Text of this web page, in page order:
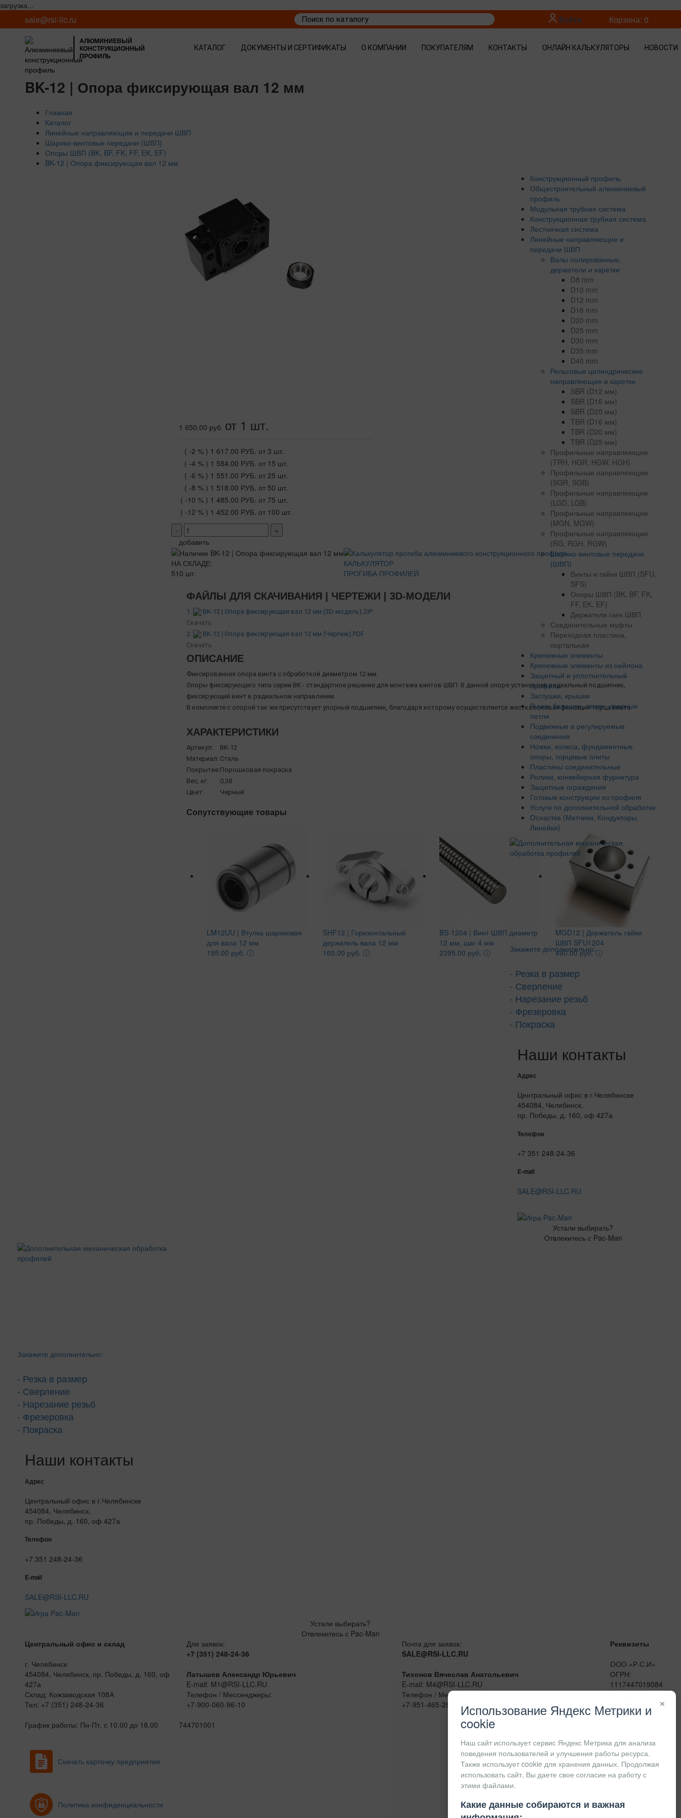
загрузка...
sale@rsi-llc.ru Войти Корзина: 0
АЛЮМИНИЕВЫЙ
КОНСТРУКЦИОННЫЙ
ПРОФИЛЬ
КАТАЛОГ ДОКУМЕНТЫ И СЕРТИФИКАТЫ О КОМПАНИИ ПОКУПАТЕЛЯМ КОНТАКТЫ ОНЛАЙН КАЛЬКУЛЯТОРЫ НОВОСТИ
BK-12 | Опора фиксирующая вал 12 мм
Главная
Каталог
Линейные направляющие и передачи ШВП
Шарико-винтовые передачи (ШВП)
Опоры ШВП (BK, BF, FK, FF, EK, EF)
BK-12 | Опора фиксирующая вал 12 мм
1 650.00 руб. от 1 шт.
( -2 % ) 1 617.00 РУБ. от 3 шт.
( -4 % ) 1 584.00 РУБ. от 15 шт.
( -6 % ) 1 551.00 РУБ. от 25 шт.
( -8 % ) 1 518.00 РУБ. от 50 шт.
( -10 % ) 1 485.00 РУБ. от 75 шт.
( -12 % ) 1 452.00 РУБ. от 100 шт.
-
+
добавить
НА СКЛАДЕ:
510 шт.
КАЛЬКУЛЯТОР
ПРОГИБА ПРОФИЛЕЙ
ФАЙЛЫ ДЛЯ СКАЧИВАНИЯ | ЧЕРТЕЖИ | 3D-МОДЕЛИ
1.
BK-12 | Опора фиксирующая вал 12 мм (3D-модель).ZIP
Скачать
2.
BK-12 | Опора фиксирующая вал 12 мм (Чертеж).PDF
Скачать
ОПИСАНИЕ
Фиксированная опора винта с обработкой диаметром 12 мм.
Опоры фиксирующего типа серии BK - стандартное решение для монтажа винтов ШВП. В данной опоре установлен радиальный подшипник,
фиксирующий винт в радиальном направлении.
В комплекте с опорой так же присутствует упорный подшипник, благодаря которому осуществляется жесткая осевая фиксация торца винта.
ХАРАКТЕРИСТИКИ
Артикул:
BK-12
Материал: Сталь
Покрытие:Порошковая покраска
Вес, кг:
0,38
Цвет:
Черный
Сопутствующие товары
LM12UU | Втулка шариковая
для вала 12 мм
195.00 руб. ⓘ
SHF12 | Горизонтальный
держатель вала 12 мм
160.00 руб.ⓘ
BS-1204 | Винт ШВП диаметр
12 мм, шаг 4 мм
2395.00 руб. ⓘ
MGD12 | Держатель гайки
ШВП SFU1204
490.00 руб.ⓘ
Конструкционный профиль
Общестроительный алюминиевый
профиль
Модульная трубная система
Конструкционная трубная система
Лестничная система
Линейные направляющие и
передачи ШВП
Валы полированные,
держатели и каретки
D8 mm
D10 mm
D12 mm
D16 mm
D20 mm
D25 mm
D30 mm
D35 mm
D40 mm
Рельсовые цилиндрические
направляющие и каретки
SBR (D12 мм)
SBR (D16 мм)
SBR (D20 мм)
TBR (D16 мм)
TBR (D20 мм)
TBR (D25 мм)
Профильные направляющие
(TRH, HGR, HGW, HGH)
Профильные направляющие
(SGR, SGB)
Профильные направляющие
(LGD, LGB)
Профильные направляющие
(MGN, MGW)
Профильные направляющие
(RG, RGH, RGW)
Шарико-винтовые передачи
(ШВП)
Винты и гайки ШВП (SFU,
SFS)
Опоры ШВП (BK, BF, FK,
FF, EK, EF)
Держатели гаек ШВП
Соединительные муфты
Переходная пластина,
портальная
Крепежные элементы
Крепежные элементы из нейлона
Защитный и уплотнительный
профиль
Заглушки, крышки
Ручки, барашки, замки, дверные
петли
Подвижные и регулируемые
соединения
Ножки, колеса, фундаментные
опоры, торцевые плиты
Пластины соединительные
Ролики, конвейерная фурнитура
Защитные ограждения
Готовые конструкции из профиля
Услуги по дополнительной обработке
Оснастка (Метчики, Кондукторы,
Линейки)
Закажите дополнительно:
- Резка в размер
- Сверление
- Нарезание резьб
- Фрезеровка
- Покраска
Наши контакты
Адрес
Центральный офис в г.Челябинске
454084, Челябинск,
пр. Победы, д. 160, оф 427а
Телефон
+7 351 248-24-36
E-mail
SALE@RSI-LLC.RU
Устали выбирать?
Отвлекитесь с Pac-Man
Закажите дополнительно:
- Резка в размер
- Сверление
- Нарезание резьб
- Фрезеровка
- Покраска
Наши контакты
Адрес
Центральный офис в г.Челябинске
454084, Челябинск,
пр. Победы, д. 160, оф 427а
Телефон
+7 351 248-24-36
E-mail
SALE@RSI-LLC.RU
Устали выбирать?
Отвлекитесь с Pac-Man
Центральный офис и склад
г. Челябинск
454084, Челябинск, пр. Победы, д. 160, оф
427а
Склад: Кожзаводская 108А
Тел: +7 (351) 248-24-36
График работы: Пн-Пт, с 10.00 до 18.00
Для заявок:
+7 (351) 248-24-36
Латышев Александр Юрьевич
E-mail: M1@RSI-LLC.RU
Телефон / Мессенджеры:
+7-900-060-96-10
Почта для заявок:
SALE@RSI-LLC.RU
Тихонов Вячеслав Анатольевич
E-mail: M4@RSI-LLC.RU
Телефон / Мессенджеры:
+7-951-465-28-41
Реквизиты
ООО «Р.С.И»
ОГРН:
1117447019084
ИНН:
КПП:
744701001
Скачать карточку предприятия
Политика конфиденциальности
×
Использование Яндекс Метрики и
cookie
Наш сайт использует сервис Яндекс Метрика для анализа
поведения пользователей и улучшения работы ресурса.
Также использует cookie для хранения данных. Продолжая
использовать сайт, Вы даете свое согласие на работу с
этими файлами.
Какие данные собираются и важная